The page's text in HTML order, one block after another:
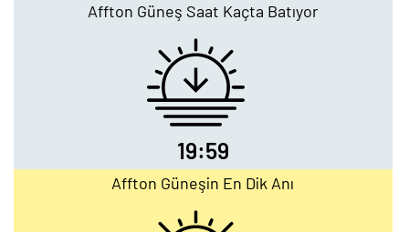
Affton Güneş Saat Kaçta Batıyor
19:59
Affton Güneşin En Dik Anı